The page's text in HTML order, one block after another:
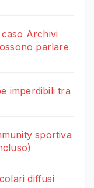
Archivi
parlare
imperdibili tra
sportiva
diffusi